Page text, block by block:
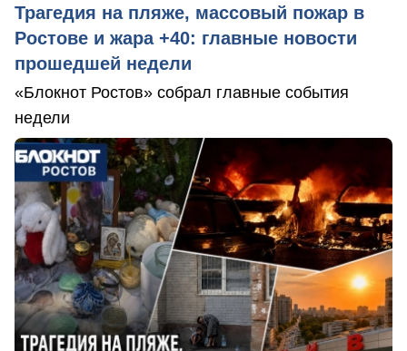
Трагедия на пляже, массовый пожар в
Ростове и жара +40: главные новости
прошедшей недели
«Блокнот Ростов» собрал главные события
недели